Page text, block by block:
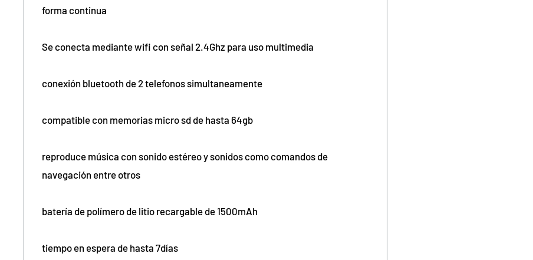
forma continua
Se conecta mediante wifi con señal 2.4Ghz para uso multimedia
conexión bluetooth de 2 telefonos simultaneamente
compatible con memorias micro sd de hasta 64gb
reproduce música con sonido estéreo y sonidos como comandos de
navegación entre otros
batería de polímero de litio recargable de 1500mAh
tiempo en espera de hasta 7días